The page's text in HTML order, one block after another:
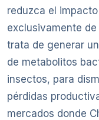
reduzca el
exclusivamente
trata de generar
de metabolitos
insectos, para
pérdidas
mercados donde